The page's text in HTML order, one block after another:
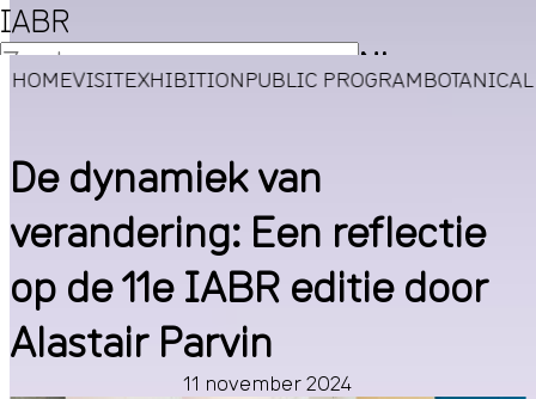
IABR
NL
HOMEVISITEXHIBITIONPUBLIC PROGRAM
De dynamiek van
verandering: Een reflectie
op de 11e IABR editie door
Alastair Parvin
11 november 2024